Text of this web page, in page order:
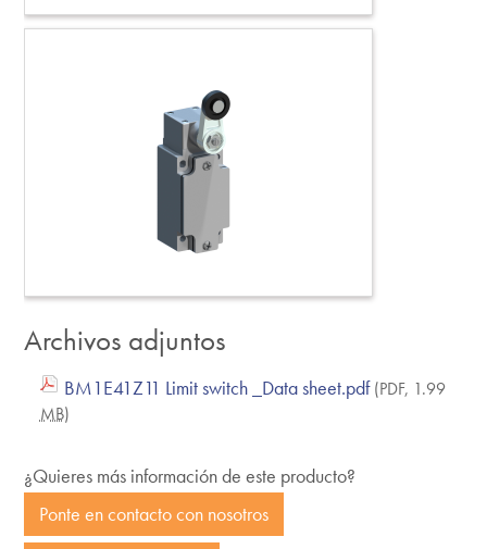
Archivos adjuntos
BM1E41Z11 Limit switch _Data sheet.pdf (PDF, 1.99
MB)
¿Quieres más información de este producto?
Ponte en contacto con nosotros